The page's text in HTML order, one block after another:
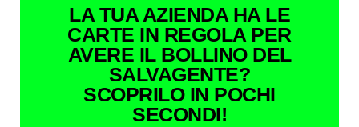
LA TUA AZIENDA HA LE
CARTE IN REGOLA PER
AVERE IL BOLLINO DEL
SALVAGENTE?
SCOPRILO IN POCHI
SECONDI!